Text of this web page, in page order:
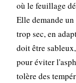
où le feuillage
Elle demande
trop sec, en
doit être
pour éviter
tolère des